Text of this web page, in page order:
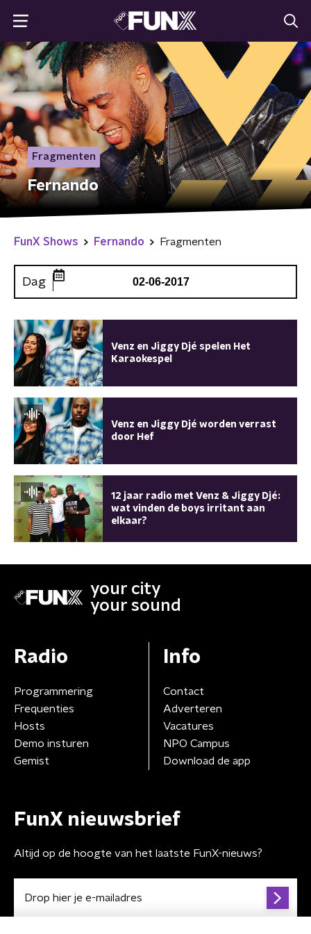
Fragmenten
Fernando
FunX Shows Fernando Fragmenten
Dag 02-06-2017
Venz en Jiggy Djé spelen Het
Karaokespel
Venz en Jiggy Djé worden verrast
door Hef
12 jaar radio met Venz & Jiggy Djé:
wat vinden de boys irritant aan
elkaar?
your city
your sound
Radio
Programmering
Frequenties
Hosts
Demo insturen
Gemist
Info
Contact
Adverteren
Vacatures
NPO Campus
Download de app
FunX nieuwsbrief
Altijd op de hoogte van het laatste FunX-nieuws?